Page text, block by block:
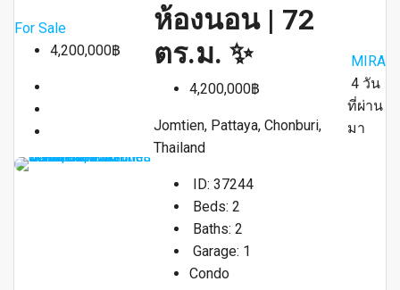
For Sale
4,200,000฿
ห้องนอน | 72
ตร.ม. ✨
4,200,000฿
Jomtien, Pattaya, Chonburi,
Thailand
ID: 37244
Beds: 2
Baths: 2
Garage: 1
Condo
MIRA
4 วัน
ที่ผ่าน
มา